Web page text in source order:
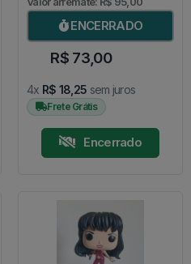
ENCERRADO
R$ 73,00
4x R$ 18,25 sem juros
Frete Grátis
Encerrado